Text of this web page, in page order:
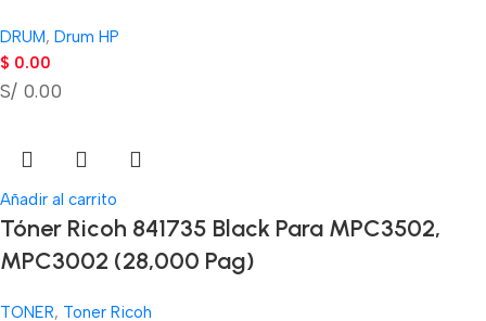
DRUM, Drum HP
$ 0.00
S/ 0.00
Añadir al carrito
Tóner Ricoh 841735 Black Para MPC3502,
MPC3002 (28,000 Pag)
TONER, Toner Ricoh